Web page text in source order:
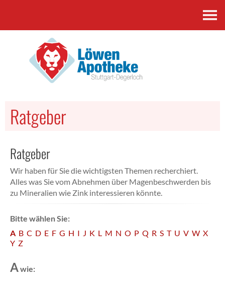
Ratgeber
Ratgeber
Wir haben für Sie die wichtigsten Themen recherchiert.
Alles was Sie vom Abnehmen über Magenbeschwerden bis
zu Mineralien wie Zink interessieren könnte.
Bitte wählen Sie:
A B C D E F G H I J K L M N O P Q R S T U V W X
Y Z
Awie: